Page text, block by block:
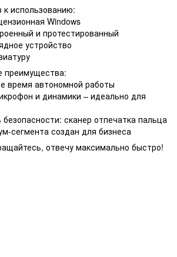
к использованию:
Windows
и протестированный
устройство
преимущества:
время автономной работы
и динамики – идеально для
сканер отпечатка пальца
сегмента создан для бизнеса
отвечу максимально быстро!